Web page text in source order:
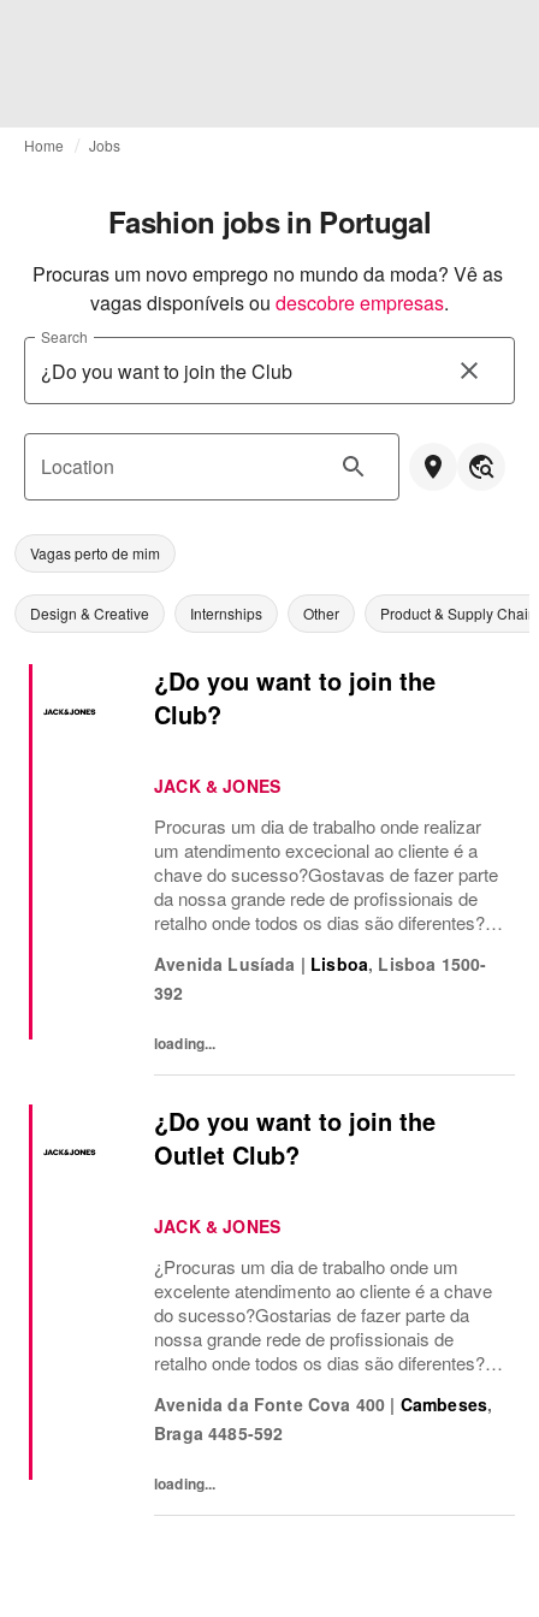
Home Jobs
Fashion jobs in Portugal
Procuras um novo emprego no mundo da moda? Vê as
vagas disponíveis ou descobre empresas.
Search
Location
Vagas perto de mim
Design & Creative Internships Other Product & Supply Chain
¿Do you want to join the
Club?
JACK & JONES
Procuras um dia de trabalho onde realizar
um atendimento excecional ao cliente é a
chave do sucesso?Gostavas de fazer parte
da nossa grande rede de profissionais de
retalho onde todos os dias são diferentes?
vez, estamos a preparar-nos para a abertura
da...
Avenida Lusíada | Lisboa, Lisboa 1500-
392
loading...
¿Do you want to join the
Outlet Club?
JACK & JONES
¿Procuras um dia de trabalho onde um
excelente atendimento ao cliente é a chave
do sucesso?Gostarias de fazer parte da
nossa grande rede de profissionais de
retalho onde todos os dias são diferentes?
lojas OUTLET JACK & JONES em no
norte Portugal, e a...
Avenida da Fonte Cova 400 | Cambeses,
Braga 4485-592
loading...